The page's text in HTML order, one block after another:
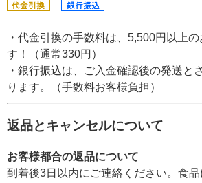
・代金引換の手数料は、5,500円以上
す！（通常330円）
・銀行振込は、ご入金確認後の発送と
ります。（手数料お客様負担）
返品とキャンセルについて
お客様都合の返品について
到着後3日以内にご連絡ください。食